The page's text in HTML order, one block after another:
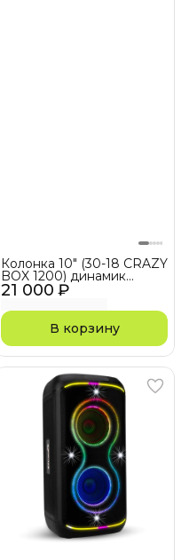
21 000 ₽
Колонка 10" (30-18 CRAZY
BOX 1200) динамик
2шт/10" ELTRONIC с TWS
В корзину